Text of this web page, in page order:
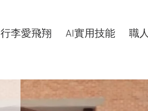
行李愛飛翔 AI實用技能 職